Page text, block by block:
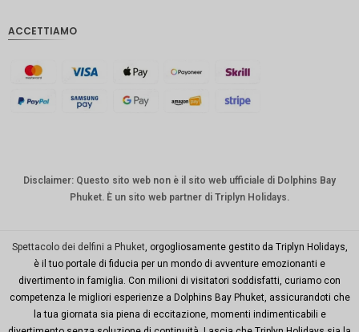
danese
CHF
australia
Città di
New
York
TWD
ACCETTIAMO
Disclaimer: Questo sito web non è il sito web ufficiale di Dolphins Bay
Phuket. È un sito web partner di Triplyn Holidays.
Spettacolo dei delfini a Phuket , orgogliosamente gestito da Triplyn Holidays,
è il tuo portale di fiducia per un mondo di avventure emozionanti e
divertimento in famiglia. Con milioni di visitatori soddisfatti, curiamo con
competenza le migliori esperienze a Dolphins Bay Phuket, assicurandoti che
la tua giornata sia piena di eccitazione, momenti indimenticabili e